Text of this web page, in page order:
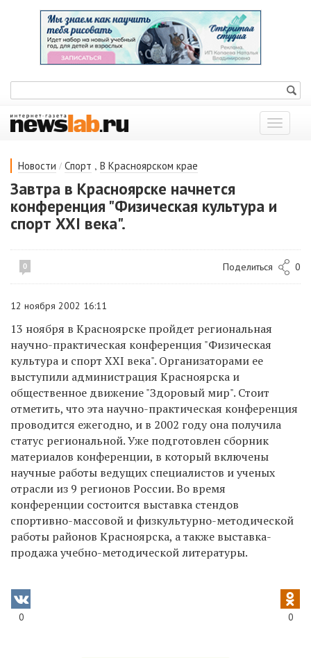
Показать
меню
Новости / Спорт , В Красноярском крае
Завтра в Красноярске начнется
конференция "Физическая культура и
спорт XXI века".
0 Поделиться 0
12 ноября 2002 16:11
13 ноября в Красноярске пройдет региональная
научно-практическая конференция "Физическая
культура и спорт XXI века". Организаторами ее
выступили администрация Красноярска и
общественное движение "Здоровый мир". Стоит
отметить, что эта научно-практическая конференция
проводится ежегодно, и в 2002 году она получила
статус региональной. Уже подготовлен сборник
материалов конференции, в который включены
научные работы ведущих специалистов и ученых
отрасли из 9 регионов России. Во время
конференции состоится выставка стендов
спортивно-массовой и физкультурно-методической
работы районов Красноярска, а также выставка-
продажа учебно-методической литературы.
0 0